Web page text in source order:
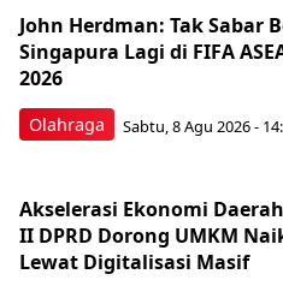
Olahraga
John Herdman: Tak Sabar
Singapura Lagi di FIFA
2026
Sabtu, 8 Agu 2026 -
Akselerasi Ekonomi
II DPRD Dorong UMKM
Lewat Digitalisasi Masif